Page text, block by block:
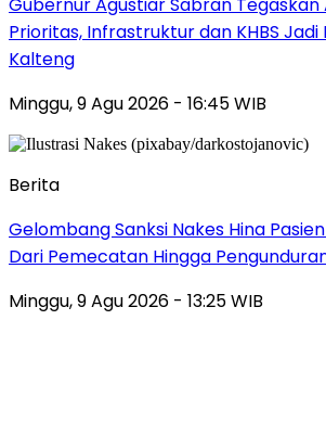
Gubernur Agustiar Sabran Tegaskan
Prioritas, Infrastruktur dan KHBS
Kalteng
Minggu, 9 Agu 2026 - 16:45 WIB
Berita
Gelombang Sanksi Nakes Hina
Dari Pemecatan Hingga
Minggu, 9 Agu 2026 - 13:25 WIB